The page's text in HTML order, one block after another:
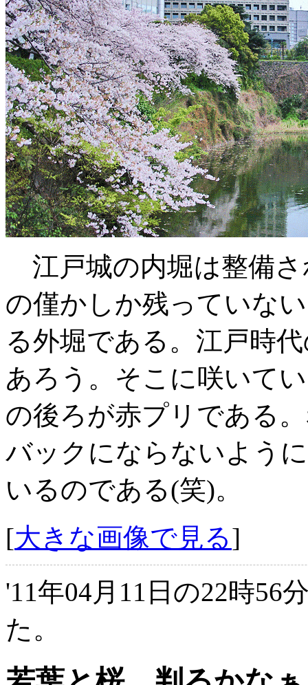
江戸城の内堀は整備
の僅かしか残っていな
る外堀である。江戸時
あろう。そこに咲いて
の後ろが赤プリである
バックにならないよう
いるのである(笑)。
[大きな画像で見る]
'11年04月11日の22時56
た。